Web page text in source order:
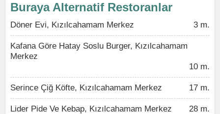
Buraya Alternatif Restoranlar
Döner Evi, Kızılcahamam Merkez 3 m.
Kafana Göre Hatay Soslu Burger, Kızılcahamam
Merkez
10 m.
Serince Çiğ Köfte, Kızılcahamam Merkez 17 m.
Lider Pide Ve Kebap, Kızılcahamam Merkez 28 m.